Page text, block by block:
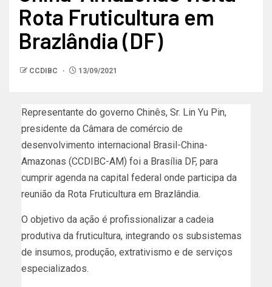
Rota Fruticultura em
Brazlândia (DF)
CCDIBC 13/09/2021
Representante do governo Chinês, Sr. Lin Yu Pin,
presidente da Câmara de comércio de
desenvolvimento internacional Brasil-China-
Amazonas (CCDIBC-AM) foi a Brasília DF, para
cumprir agenda na capital federal onde participa da
reunião da Rota Fruticultura em Brazlândia.
O objetivo da ação é profissionalizar a cadeia
produtiva da fruticultura, integrando os subsistemas
de insumos, produção, extrativismo e de serviços
especializados.